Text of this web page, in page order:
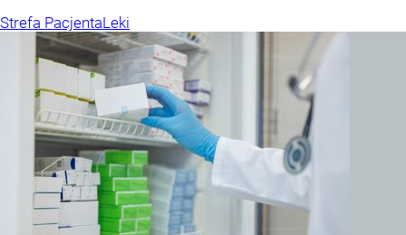
Strefa PacjentaLeki